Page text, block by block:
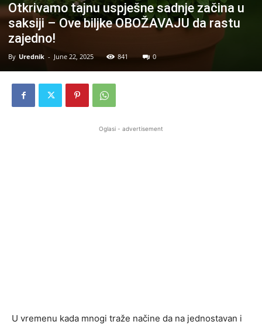
Otkrivamo tajnu uspješne sadnje začina u
saksiji – Ove biljke OBOŽAVAJU da rastu
zajedno!
By Urednik - June 22, 2025 841 0
Oglasi - advertisement
U vremenu kada mnogi traže načine da na jednostavan i